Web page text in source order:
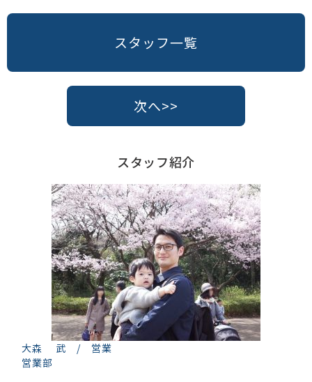
次へ>>
スタッフ一覧
スタッフ紹介
大森 武 / 営業
営業部